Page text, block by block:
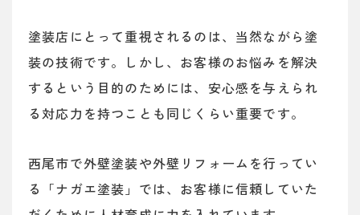
塗装店にとって重視されるのは、当然ながら塗
装の技術です。しかし、お客様のお悩みを解決
するという目的のためには、安心感を与えられ
る対応力を持つことも同じくらい重要です。
西尾市で外壁塗装や外壁リフォームを行ってい
る「ナガエ塗装」では、お客様に信頼していた